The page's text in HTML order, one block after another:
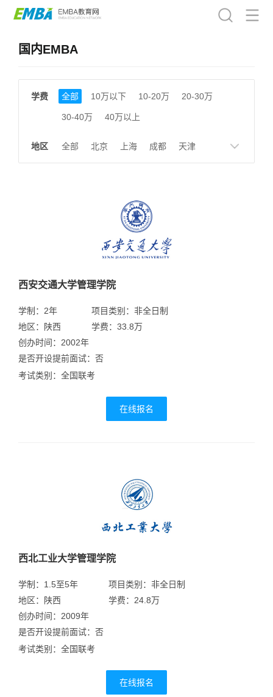
国内EMBA
学费 全部 10万以下 10-20万 20-30万
30-40万 40万以上
地区 全部 北京 上海 成都 天津
山东 安徽
广州
西安交通大学管理学院
学制：2年
地区：陕西
项目类别：非全日制
学费：33.8万
创办时间：2002年
是否开设提前面试：否
考试类别：全国联考
在线报名
西北工业大学管理学院
学制：1.5至5年
地区：陕西
项目类别：非全日制
学费：24.8万
创办时间：2009年
是否开设提前面试：否
考试类别：全国联考
在线报名